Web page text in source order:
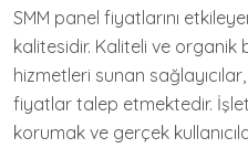
SMM panel fiyatlarını
kalitesidir. Kaliteli ve
hizmetleri sunan
fiyatlar talep etmektedir.
korumak ve gerçek